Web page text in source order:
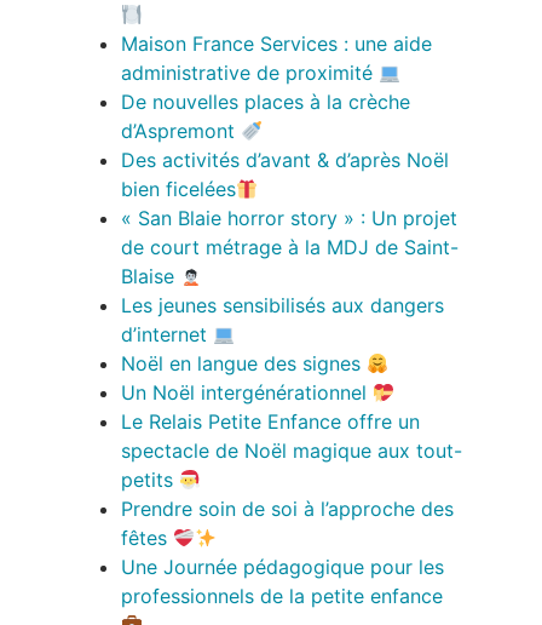
Maison France Services : une aide
administrative de proximité
De nouvelles places à la crèche
d’Aspremont
Des activités d’avant & d’après Noël
bien ficelées
« San Blaie horror story » : Un projet
de court métrage à la MDJ de Saint-
Blaise
Les jeunes sensibilisés aux dangers
d’internet
Noël en langue des signes
Un Noël intergénérationnel
Le Relais Petite Enfance offre un
spectacle de Noël magique aux tout-
petits
Prendre soin de soi à l’approche des
fêtes
Une Journée pédagogique pour les
professionnels de la petite enfance